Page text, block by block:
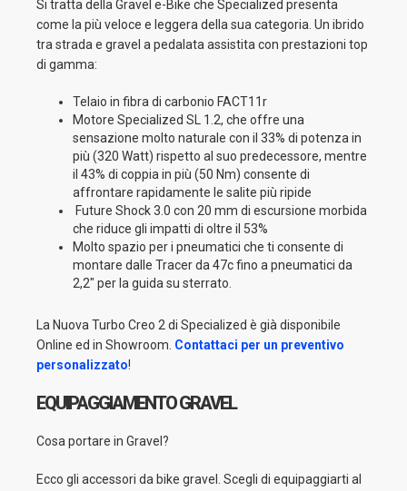
Si tratta della Gravel e-Bike che Specialized presenta
come la più veloce e leggera della sua categoria. Un ibrido
tra strada e gravel a pedalata assistita con prestazioni top
di gamma:
Telaio in fibra di carbonio FACT11r
Motore Specialized SL 1.2, che offre una
sensazione molto naturale con il 33% di potenza in
più (320 Watt) rispetto al suo predecessore, mentre
il 43% di coppia in più (50 Nm) consente di
affrontare rapidamente le salite più ripide
Future Shock 3.0 con 20 mm di escursione morbida
che riduce gli impatti di oltre il 53%
Molto spazio per i pneumatici che ti consente di
montare dalle Tracer da 47c fino a pneumatici da
2,2" per la guida su sterrato.
La Nuova Turbo Creo 2 di Specialized è già disponibile
Online ed in Showroom. Contattaci per un preventivo
personalizzato!
EQUIPAGGIAMENTO GRAVEL
Cosa portare in Gravel?
Ecco gli accessori da bike gravel. Scegli di equipaggiarti al